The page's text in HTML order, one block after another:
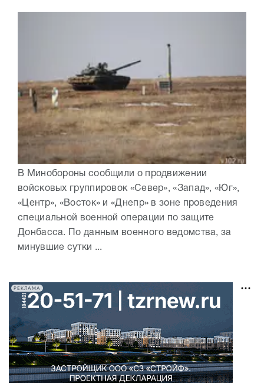
В Минобороны сообщили о продвижении
войсковых группировок «Север», «Запад», «Юг»,
«Центр», «Восток» и «Днепр» в зоне проведения
специальной военной операции по защите
Донбасса. По данным военного ведомства, за
минувшие сутки ...
РЕКЛАМА